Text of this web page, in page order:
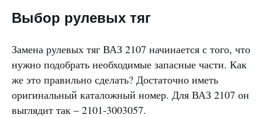
Выбор рулевых тяг
Замена рулевых тяг ВАЗ 2107 начинается с того, что
нужно подобрать необходимые запасные части. Как
же это правильно сделать? Достаточно иметь
оригинальный каталожный номер. Для ВАЗ 2107 он
выглядит так – 2101-3003057.